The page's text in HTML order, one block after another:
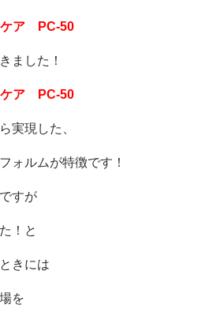
ア PC-50
ました！
ア PC-50
実現した、
ォルムが特徴です！
すが
！と
きには
を